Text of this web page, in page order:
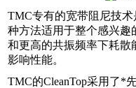
TMC专有的宽带阻尼技
种方法适用于整个感兴趣
和更高的共振频率下耗散
影响性能。
TMC的CleanTop采用了*